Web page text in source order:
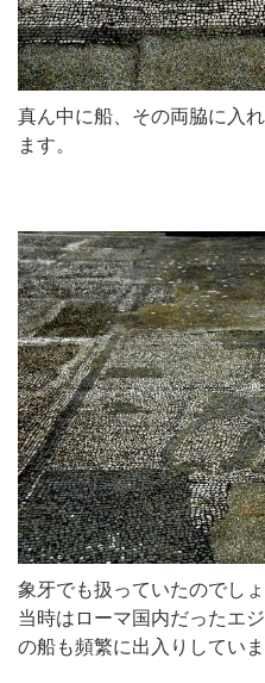
真ん中に船、その両脇に入
ます。
象牙でも扱っていたのでし
当時はローマ国内だったエ
の船も頻繁に出入りしていま